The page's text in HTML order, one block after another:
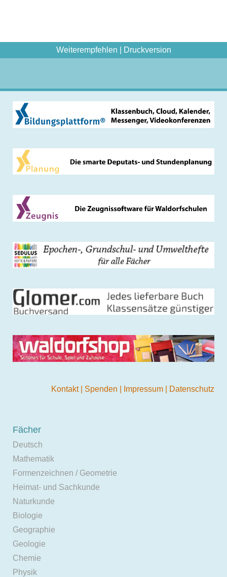
Weiterempfehlen Druckversion
Kontakt Spenden Impressum Datenschutz
Fächer
Deutsch
Mathematik
Formenzeichnen / Geometrie
Heimat- und Sachkunde
Naturkunde
Biologie
Geographie
Geologie
Chemie
Physik